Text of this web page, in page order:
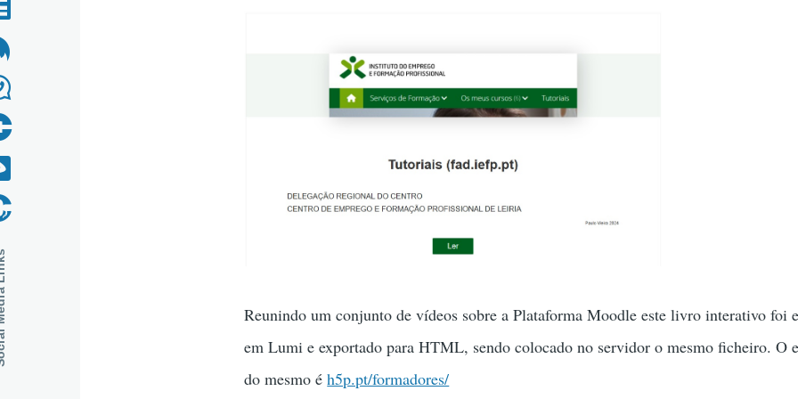
Reunindo um conjunto de vídeos sobre a Plataforma Moodle este livro interativo foi
em Lumi e exportado para HTML, sendo colocado no servidor o mesmo ficheiro. O
do mesmo éh5p.pt/formadores/